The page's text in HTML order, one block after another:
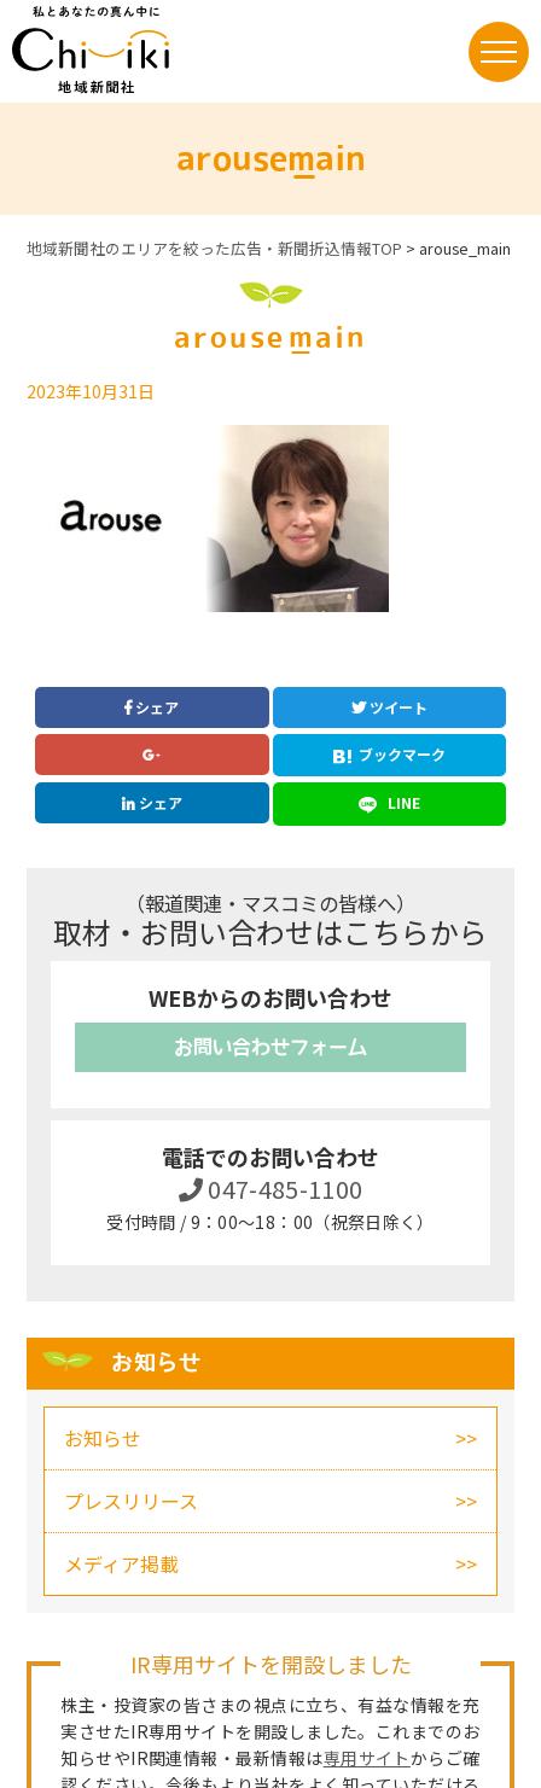
arouse_main
地域新聞社のエリアを絞った広告・新聞折込情報TOP > arouse_main
arouse_main
2023年10月31日
シェア ツイート
ブックマーク
シェア LINE
（報道関連・マスコミの皆様へ）
取材・お問い合わせはこちらから
WEBからのお問い合わせ
お問い合わせフォーム
電話でのお問い合わせ
047-485-1100
受付時間 / 9：00～18：00（祝祭日除く）
お知らせ
お知らせ
プレスリリース
メディア掲載
IR専用サイトを開設しました
株主・投資家の皆さまの視点に立ち、有益な情報を充
実させたIR専用サイトを開設しました。これまでのお
知らせやIR関連情報・最新情報は専用サイトからご確